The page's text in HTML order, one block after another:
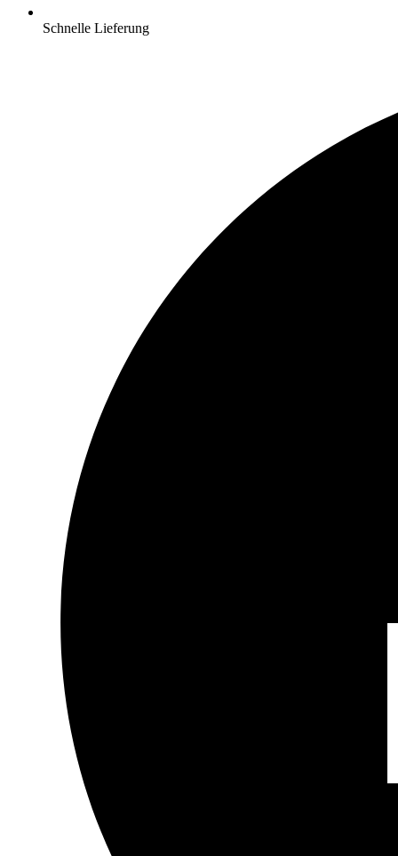
Schnelle Lieferung